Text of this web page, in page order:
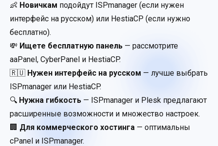
👶 Новичкам подойдут ISPmanager (если нужен
интерфейс на русском) или HestiaCP (если нужно
бесплатно).
💸 Ищете бесплатную панель — рассмотрите
aaPanel, CyberPanel и HestiaCP.
🇷🇺 Нужен интерфейс на русском — лучше выбрать
ISPmanager или HestiaCP.
🔍 Нужна гибкость — ISPmanager и Plesk предлагают
расширенные возможности и множество настроек.
🏢 Для коммерческого хостинга — оптимальны
cPanel и ISPmanager.